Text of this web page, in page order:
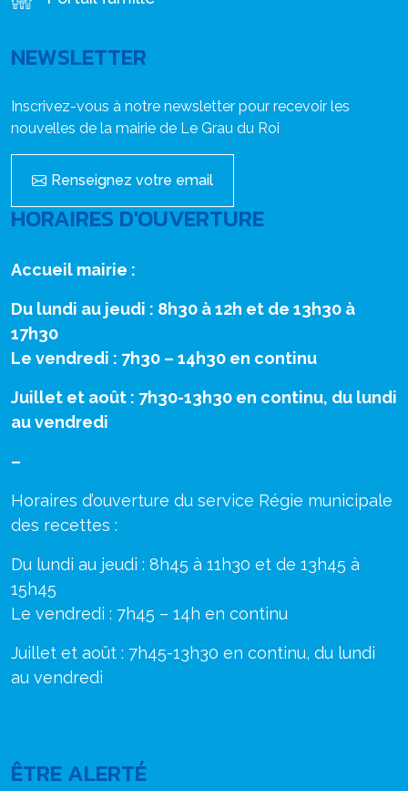
NEWSLETTER
Inscrivez-vous à notre newsletter pour recevoir les
nouvelles de la mairie de Le Grau du Roi
Renseignez votre email
HORAIRES D'OUVERTURE
Accueil mairie :
Du lundi au jeudi : 8h30 à 12h et de 13h30 à
17h30
Le vendredi : 7h30 – 14h30 en continu
Juillet et août : 7h30-13h30 en continu, du lundi
au vendredi
–
Horaires d’ouverture du service Régie municipale
des recettes :
Du lundi au jeudi : 8h45 à 11h30 et de 13h45 à
15h45
Le vendredi : 7h45 – 14h en continu
Juillet et août : 7h45-13h30 en continu, du lundi
au vendredi
ÊTRE ALERTÉ